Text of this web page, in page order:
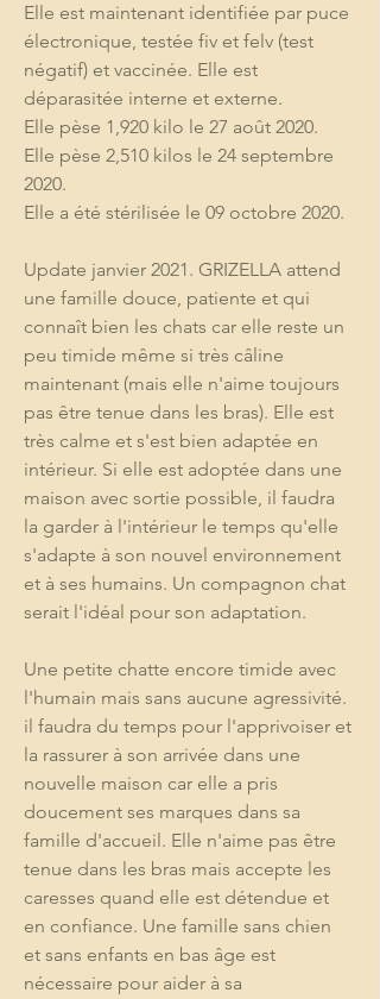
Elle est maintenant identifiée par puce
électronique, testée fiv et felv (test
négatif) et vaccinée. Elle est
déparasitée interne et externe.
Elle pèse 1,920 kilo le 27 août 2020.
Elle pèse 2,510 kilos le 24 septembre
2020.
Elle a été stérilisée le 09 octobre 2020.
Update janvier 2021. GRIZELLA attend
une famille douce, patiente et qui
connaît bien les chats car elle reste un
peu timide même si très câline
maintenant (mais elle n'aime toujours
pas être tenue dans les bras). Elle est
très calme et s'est bien adaptée en
intérieur. Si elle est adoptée dans une
maison avec sortie possible, il faudra
la garder à l'intérieur le temps qu'elle
s'adapte à son nouvel environnement
et à ses humains. Un compagnon chat
serait l'idéal pour son adaptation.
Une petite chatte encore timide avec
l'humain mais sans aucune agressivité.
il faudra du temps pour l'apprivoiser et
la rassurer à son arrivée dans une
nouvelle maison car elle a pris
doucement ses marques dans sa
famille d'accueil. Elle n'aime pas être
tenue dans les bras mais accepte les
caresses quand elle est détendue et
en confiance. Une famille sans chien
et sans enfants en bas âge est
nécessaire pour aider à sa